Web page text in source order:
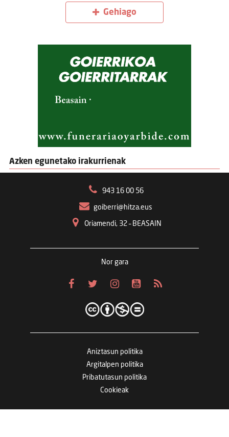
Gehiago
Azken egunetako irakurrienak
943 16 00 56
goiberri@hitza.eus
Oriamendi, 32 – BEASAIN
Nor gara
Aniztasun politika
Argitalpen politika
Pribatutasun politika
Cookieak